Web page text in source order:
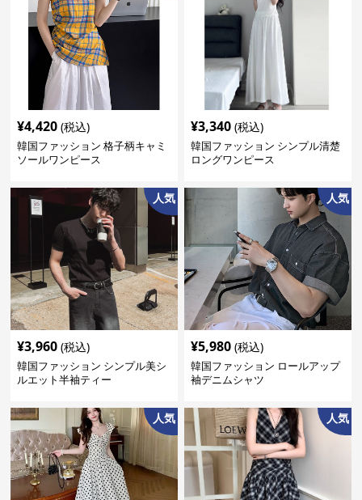
¥4,420 (税込)
韓国ファッション 格子柄キャミ
ソールワンピース
¥3,340 (税込)
韓国ファッション シンプル清楚
ロングワンピース
人気
¥3,960 (税込)
韓国ファッション シンプル美シ
ルエット半袖ティー
人気
¥5,980 (税込)
韓国ファッション ロールアップ
袖デニムシャツ
人気 人気